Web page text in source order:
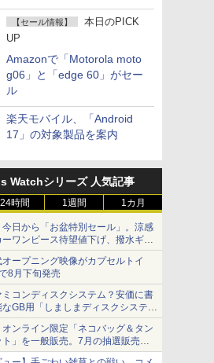
て説明
【セール情報】
本日のPICK
UP
Amazonで「Motorola moto
g06」と「edge 60」がセー
ル
楽天モバイル、「Android
17」の対象製品を案内
Watchシリーズ 人気記事
24時間 1週間 1カ月
日から「お盆特別セール」。涼感
ーワンピース待望値下げ、撥水ギア
1990円に
ープニング映像がカプセルトイ
8月下旬発売
コンディスクシステム？安価に書
なGB用「しましまディスクシステ
オンライン限定「ネコバッグ＆タン
ト」を一般販売。7月の抽選販売の